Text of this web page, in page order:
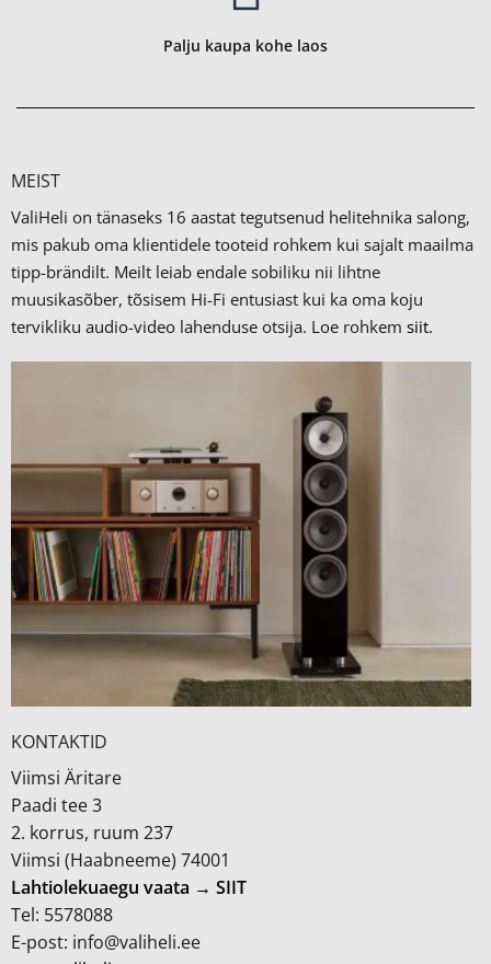
Palju kaupa kohe laos
MEIST
ValiHeli on tänaseks 16 aastat tegutsenud helitehnika salong,
mis pakub oma klientidele tooteid rohkem kui sajalt maailma
tipp-brändilt. Meilt leiab endale sobiliku nii lihtne
muusikasõber, tõsisem Hi-Fi entusiast kui ka oma koju
tervikliku audio-video lahenduse otsija. Loe rohkem siit.
KONTAKTID
Viimsi Äritare
Paadi tee 3
2. korrus, ruum 237
Viimsi (Haabneeme) 74001
Lahtiolekuaegu vaata → SIIT
Tel: 5578088
E-post: info@valiheli.ee